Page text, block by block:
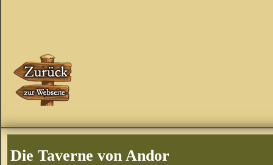
Die Taverne von Andor